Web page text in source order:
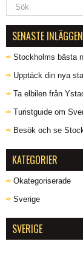
SENASTE INLÄGGEN
Stockholms bästa
Upptäck din nya
Ta elbilen från
Turistguide om
Besök och se
KATEGORIER
Okategoriserade
Sverige
SVERIGE